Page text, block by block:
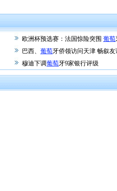
欧洲杯预选赛：法国惊险突围 葡萄
巴西、 葡萄牙侨领访问天津 畅叙
穆迪下调葡萄牙9家银行评级